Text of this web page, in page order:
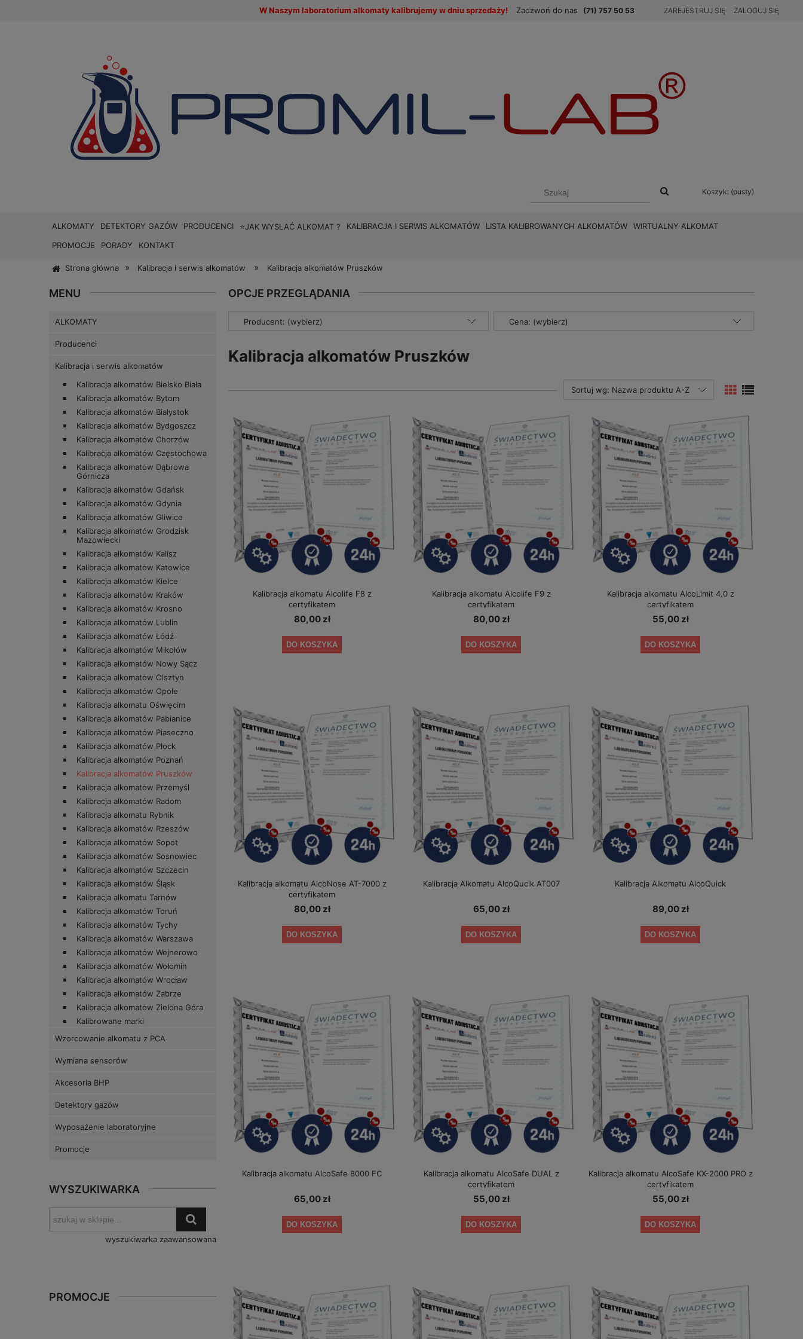
W Naszym laboratorium alkomaty kalibrujemy w dniu sprzedaży! Zadzwoń do nas (71) 757 50 53 ZAREJESTRUJ SIĘ ZALOGUJ SIĘ
Koszyk: (pusty)
ALKOMATY DETEKTORY GAZÓW PRODUCENCI ⭐JAK WYSŁAĆ ALKOMAT ? KALIBRACJA I SERWIS ALKOMATÓW LISTA KALIBROWANYCH ALKOMATÓW
WIRTUALNY ALKOMAT
PROMOCJE
PORADY KONTAKT
Strona główna » Kalibracja i serwis alkomatów » Kalibracja alkomatów Pruszków
MENU
ALKOMATY
Producenci
Kalibracja i serwis alkomatów
Kalibracja alkomatów Bielsko Biała
Kalibracja alkomatów Bytom
Kalibracja alkomatów Białystok
Kalibracja alkomatów Bydgoszcz
Kalibracja alkomatów Chorzów
Kalibracja alkomatów Częstochowa
Kalibracja alkomatów Dąbrowa
Górnicza
Kalibracja alkomatów Gdańsk
Kalibracja alkomatów Gdynia
Kalibracja alkomatów Gliwice
Kalibracja alkomatów Grodzisk
Mazowiecki
Kalibracja alkomatów Kalisz
Kalibracja alkomatów Katowice
Kalibracja alkomatów Kielce
Kalibracja alkomatów Kraków
Kalibracja alkomatów Krosno
Kalibracja alkomatów Lublin
Kalibracja alkomatów Łódź
Kalibracja alkomatów Mikołów
Kalibracja alkomatów Nowy Sącz
Kalibracja alkomatów Olsztyn
Kalibracja alkomatów Opole
Kalibracja alkomatu Oświęcim
Kalibracja alkomatów Pabianice
Kalibracja alkomatów Piaseczno
Kalibracja alkomatów Płock
Kalibracja alkomatów Poznań
Kalibracja alkomatów Pruszków
Kalibracja alkomatów Przemyśl
Kalibracja alkomatów Radom
Kalibracja alkomatu Rybnik
Kalibracja alkomatów Rzeszów
Kalibracja alkomatów Sopot
Kalibracja alkomatów Sosnowiec
Kalibracja alkomatów Szczecin
Kalibracja alkomatów Śląsk
Kalibracja alkomatu Tarnów
Kalibracja alkomatów Toruń
Kalibracja alkomatów Tychy
Kalibracja alkomatów Warszawa
Kalibracja alkomatów Wejherowo
Kalibracja alkomatów Wołomin
Kalibracja alkomatów Wrocław
Kalibracja alkomatów Zabrze
Kalibracja alkomatów Zielona Góra
Kalibrowane marki
Wzorcowanie alkomatu z PCA
Wymiana sensorów
Akcesoria BHP
Detektory gazów
Wyposażenie laboratoryjne
Promocje
WYSZUKIWARKA
wyszukiwarka zaawansowana
PROMOCJE
OPCJE PRZEGLĄDANIA
Producent: (wybierz) Cena: (wybierz)
Kalibracja alkomatów Pruszków
Sortuj wg: Nazwa produktu A-Z
Kalibracja alkomatu Alcolife F8 z
certyfikatem
80,00 zł
DO KOSZYKA
Kalibracja alkomatu Alcolife F9 z
certyfikatem
80,00 zł
DO KOSZYKA
Kalibracja alkomatu AlcoLimit 4.0 z
certyfikatem
55,00 zł
DO KOSZYKA
Kalibracja alkomatu AlcoNose AT-7000 z
certyfikatem
80,00 zł
DO KOSZYKA
Kalibracja Alkomatu AlcoQucik AT007
65,00 zł
DO KOSZYKA
Kalibracja Alkomatu AlcoQuick
89,00 zł
DO KOSZYKA
Kalibracja alkomatu AlcoSafe 8000 FC
65,00 zł
DO KOSZYKA
Kalibracja alkomatu AlcoSafe DUAL z
certyfikatem
55,00 zł
DO KOSZYKA
Kalibracja alkomatu AlcoSafe KX-2000 PRO z
certyfikatem
55,00 zł
DO KOSZYKA